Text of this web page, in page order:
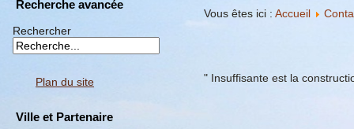
Recherche avancée
Rechercher
Plan du site
Ville et Partenaire
Vous êtes ici : Accueil
" Insuffisante est la